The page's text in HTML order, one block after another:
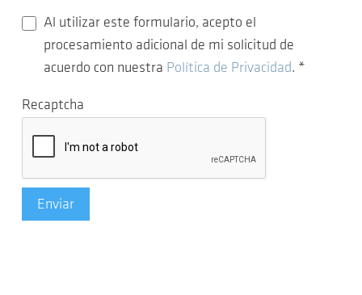
Al utilizar este formulario, acepto el
procesamiento adicional de mi solicitud de
acuerdo con nuestra Política de Privacidad. *
Recaptcha
Enviar